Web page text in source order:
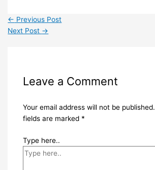
← Previous Post
Next Post →
Leave a Comment
Your email address will not be published.
fields are marked *
Type here..